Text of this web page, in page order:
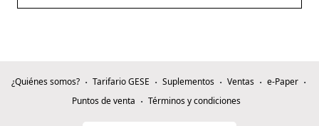
¿Quiénes somos? Tarifario GESE Suplementos Ventas
e-Paper
Puntos de venta
Términos y condiciones